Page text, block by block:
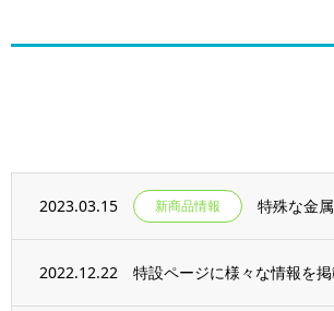
2023.03.15 新商品情報 特殊な金
2022.12.22 特設ページに様々な情報を